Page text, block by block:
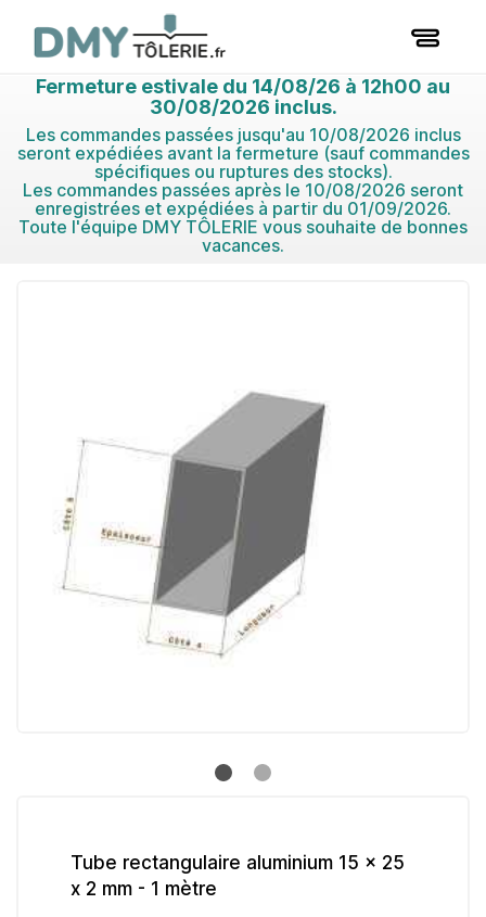
Fermeture estivale du 14/08/26 à 12h00 au
30/08/2026 inclus.
Les commandes passées jusqu'au 10/08/2026 inclus
seront expédiées avant la fermeture (sauf commandes
spécifiques ou ruptures des stocks).
Les commandes passées après le 10/08/2026 seront
enregistrées et expédiées à partir du 01/09/2026.
Toute l'équipe DMY TÔLERIE vous souhaite de bonnes
vacances.
Tube rectangulaire aluminium 15 x 25
x 2 mm - 1 mètre